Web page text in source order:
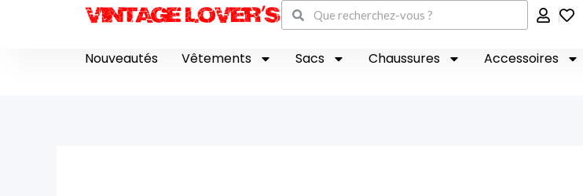
Rechercher
Rechercher
Nouveautés Vêtements Sacs Chaussures Accessoires